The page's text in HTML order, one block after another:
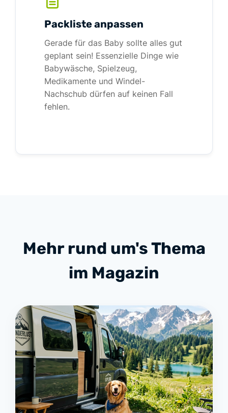
Packliste anpassen
Gerade für das Baby sollte alles gut
geplant sein! Essenzielle Dinge wie
Babywäsche, Spielzeug,
Medikamente und Windel-
Nachschub dürfen auf keinen Fall
fehlen.
Mehr rund um's Thema
im Magazin